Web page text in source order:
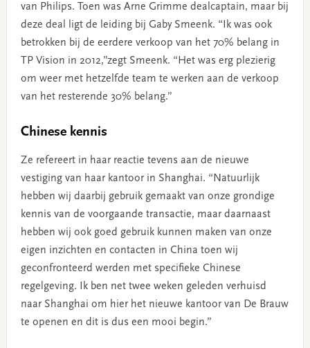
van Philips. Toen was Arne Grimme dealcaptain, maar bij
deze deal ligt de leiding bij Gaby Smeenk. “Ik was ook
betrokken bij de eerdere verkoop van het 70% belang in
TP Vision in 2012,”zegt Smeenk. “Het was erg plezierig
om weer met hetzelfde team te werken aan de verkoop
van het resterende 30% belang.”
Chinese kennis
Ze refereert in haar reactie tevens aan de nieuwe
vestiging van haar kantoor in Shanghai. “Natuurlijk
hebben wij daarbij gebruik gemaakt van onze grondige
kennis van de voorgaande transactie, maar daarnaast
hebben wij ook goed gebruik kunnen maken van onze
eigen inzichten en contacten in China toen wij
geconfronteerd werden met specifieke Chinese
regelgeving. Ik ben net twee weken geleden verhuisd
naar Shanghai om hier het nieuwe kantoor van De Brauw
te openen en dit is dus een mooi begin.”